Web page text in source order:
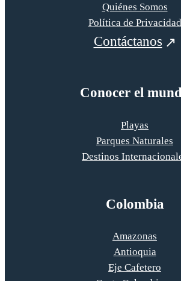
Quiénes Somos
Política de Privacidad
Contáctanos
Conocer el
Playas
Parques Naturales
Destinos
Colombia
Amazonas
Antioquia
Eje Cafetero